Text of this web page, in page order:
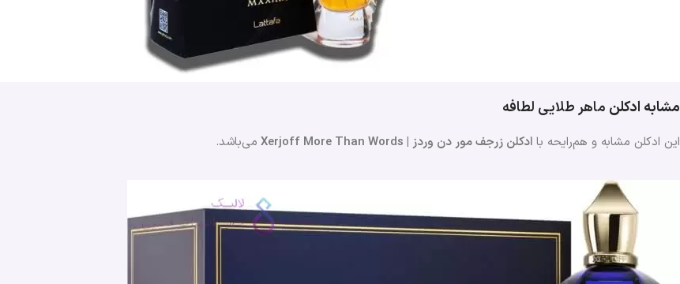
مشابه ادکلن ماهرطلایی لطافه
این ادکلن مشابه و هم‌رایحه با ادکلن زرجف مور دن وردز | Xerjoff More Than Words می‌باشد.